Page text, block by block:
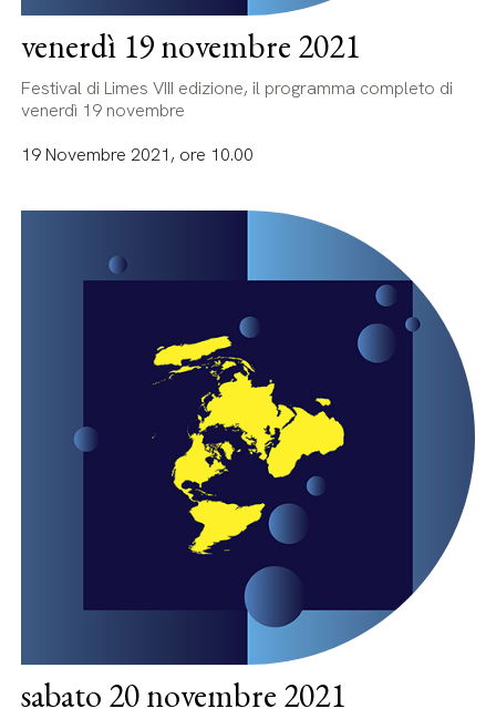
venerdì 19 novembre 2021
Festival di Limes VIII edizione, il programma completo di
venerdì 19 novembre
19 Novembre 2021, ore 10.00
sabato 20 novembre 2021